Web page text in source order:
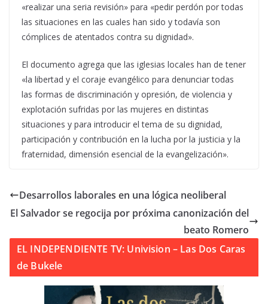
«realizar una seria revisión» para «pedir perdón por todas
las situaciones en las cuales han sido y todavía son
cómplices de atentados contra su dignidad».
El documento agrega que las iglesias locales han de tener
«la libertad y el coraje evangélico para denunciar todas
las formas de discriminación y opresión, de violencia y
explotación sufridas por las mujeres en distintas
situaciones y para introducir el tema de su dignidad,
participación y contribución en la lucha por la justicia y la
fraternidad, dimensión esencial de la evangelización».
Desarrollos laborales en una lógica neoliberal
El Salvador se regocija por próxima canonización del
beato Romero
EL INDEPENDIENTE TV: Univision – Las Dos Caras
de Bukele